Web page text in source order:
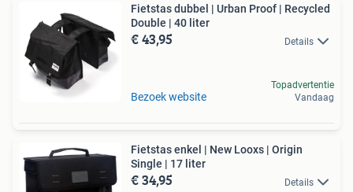
Fietstas dubbel | Urban Proof | Recycled
Double | 40 liter
€ 43,95 Details
Bezoek website
Topadvertentie
Vandaag
Fietstas enkel | New Looxs | Origin
Single | 17 liter
€ 34,95 Details